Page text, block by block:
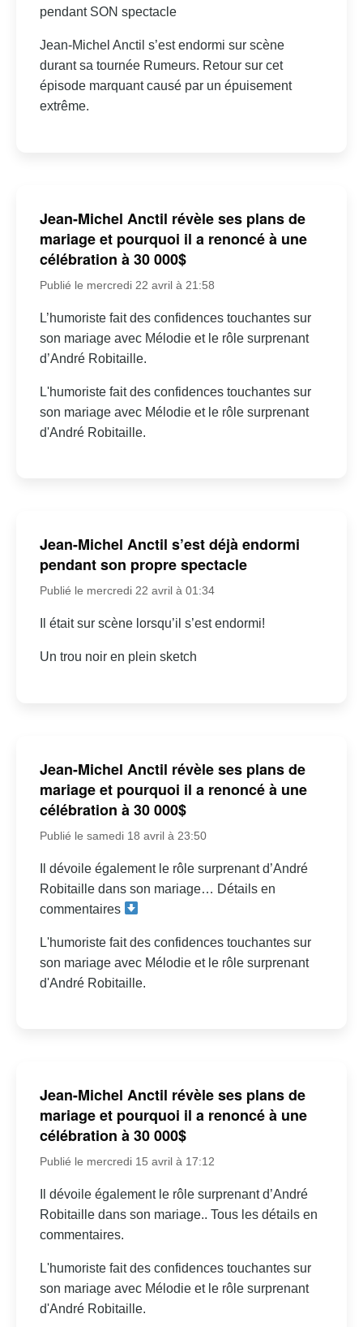
pendant SON spectacle
Jean-Michel Anctil s’est endormi sur scène
durant sa tournée Rumeurs. Retour sur cet
épisode marquant causé par un épuisement
extrême.
Jean-Michel Anctil révèle ses plans de
mariage et pourquoi il a renoncé à une
célébration à 30 000$
Publié le mercredi 22 avril à 21:58
L’humoriste fait des confidences touchantes sur
son mariage avec Mélodie et le rôle surprenant
d’André Robitaille.
L'humoriste fait des confidences touchantes sur
son mariage avec Mélodie et le rôle surprenant
d'André Robitaille.
Jean-Michel Anctil s’est déjà endormi
pendant son propre spectacle
Publié le mercredi 22 avril à 01:34
Il était sur scène lorsqu’il s’est endormi!
Un trou noir en plein sketch
Jean-Michel Anctil révèle ses plans de
mariage et pourquoi il a renoncé à une
célébration à 30 000$
Publié le samedi 18 avril à 23:50
Il dévoile également le rôle surprenant d’André
Robitaille dans son mariage… Détails en
commentaires
L'humoriste fait des confidences touchantes sur
son mariage avec Mélodie et le rôle surprenant
d'André Robitaille.
Jean-Michel Anctil révèle ses plans de
mariage et pourquoi il a renoncé à une
célébration à 30 000$
Publié le mercredi 15 avril à 17:12
Il dévoile également le rôle surprenant d’André
Robitaille dans son mariage.. Tous les détails en
commentaires.
L'humoriste fait des confidences touchantes sur
son mariage avec Mélodie et le rôle surprenant
d'André Robitaille.